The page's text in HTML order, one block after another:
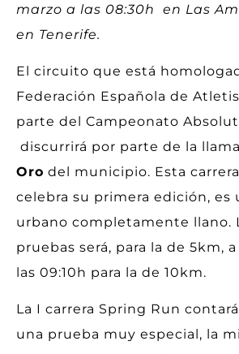
marzo a las 08:30h en Las
en Tenerife.
El circuito que está
Federación Española de
parte del Campeonato
discurrirá por parte de la
Oro del municipio. Esta
celebra su primera edición, es
urbano completamente llano.
pruebas será, para la de 5km,
las 09:10h para la de 10km.
La I carrera Spring Run
una prueba muy especial, la